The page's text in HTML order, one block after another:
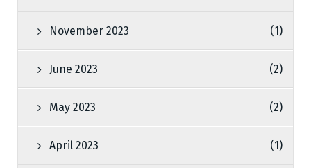
November 2023 (1)
June 2023 (2)
May 2023 (2)
April 2023 (1)